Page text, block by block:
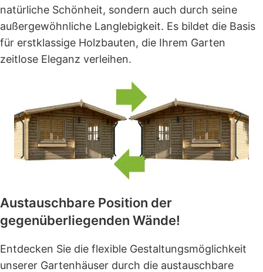
natürliche Schönheit, sondern auch durch seine
außergewöhnliche Langlebigkeit. Es bildet die Basis
für erstklassige Holzbauten, die Ihrem Garten
zeitlose Eleganz verleihen.
Austauschbare Position der
gegenüberliegenden Wände!
Entdecken Sie die flexible Gestaltungsmöglichkeit
unserer Gartenhäuser durch die austauschbare